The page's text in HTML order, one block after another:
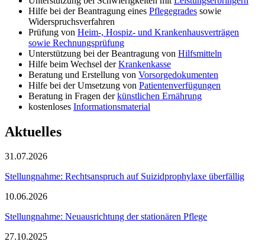
Hilfe bei der Beantragung eines Pflegegrades sowie
Widerspruchsverfahren
Prüfung von Heim-, Hospiz- und Krankenhausverträgen
sowie Rechnungsprüfung
Unterstützung bei der Beantragung von Hilfsmitteln
Hilfe beim Wechsel derKrankenkasse
Beratung und Erstellung von Vorsorgedokumenten
Hilfe bei der Umsetzung von Patientenverfügungen
Beratung in Fragen derkünstlichen Ernährung
kostenloses Informationsmaterial
Aktuelles
31.07.2026
Stellungnahme: Rechtsanspruch auf Suizidprophylaxe überfällig
10.06.2026
Stellungnahme: Neuausrichtung der stationären Pflege
27.10.2025